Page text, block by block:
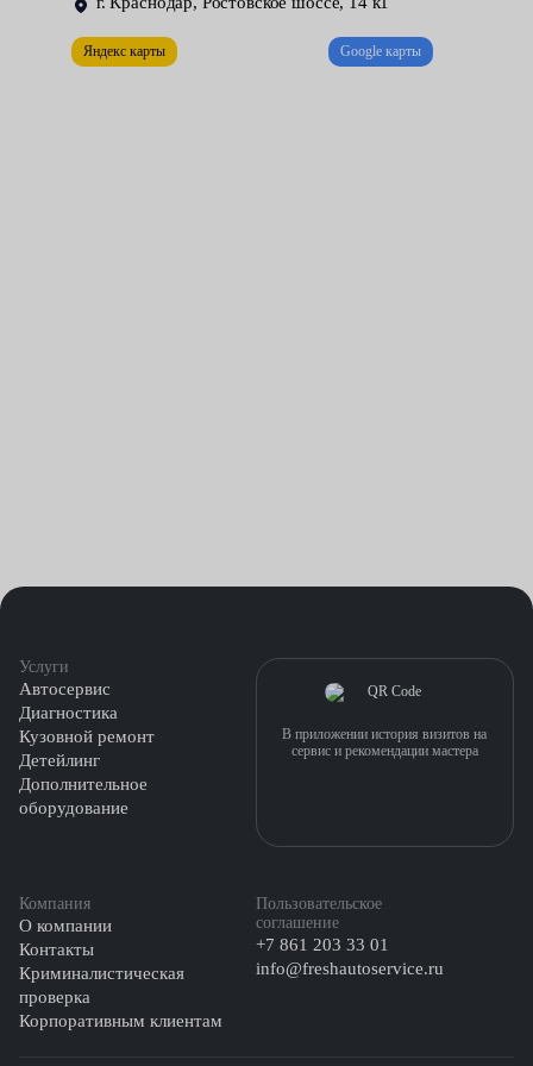
завоздушивание).
Яндекс карты Google карты
Услуги
Автосервис
Диагностика
Кузовной ремонт
Детейлинг
Дополнительное
оборудование
Компания
О компании
Контакты
Криминалистическая
проверка
Корпоративным клиентам
Пользовательское
соглашение
+7 861 203 33 01
info@freshautoservice.ru
В приложении история визитов на
сервис и рекомендации мастера